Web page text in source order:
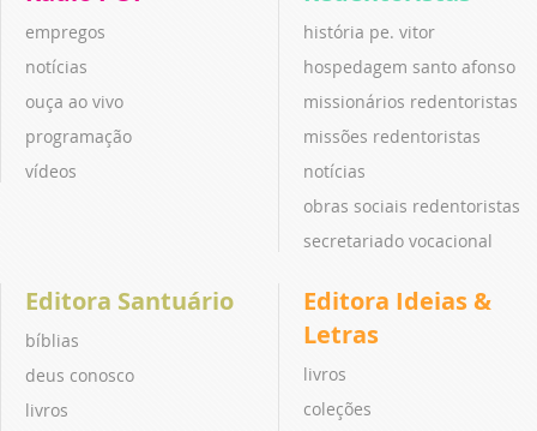
empregos
notícias
ouça ao vivo
programação
vídeos
história pe. vitor
hospedagem santo afonso
missionários redentoristas
missões redentoristas
notícias
obras sociais redentoristas
secretariado vocacional
Editora Santuário
bíblias
deus conosco
livros
Editora Ideias &
Letras
livros
coleções